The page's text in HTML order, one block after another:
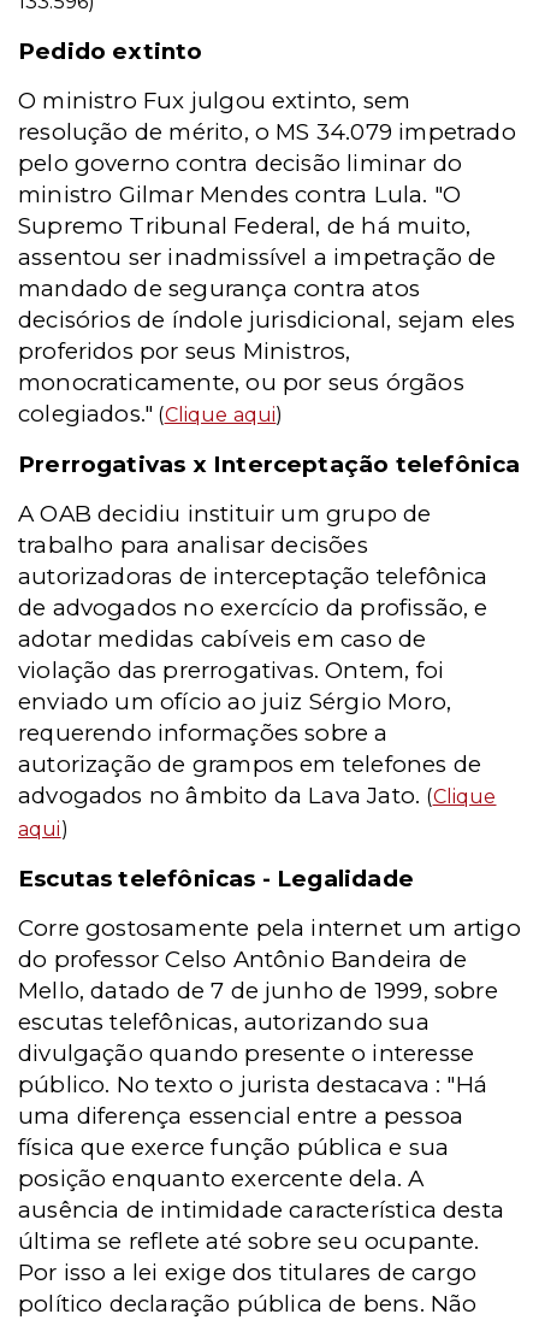
Pedido extinto
O ministro Fux julgou extinto, sem
resolução de mérito, o MS 34.079 impetrado
pelo governo contra decisão liminar do
ministro Gilmar Mendes contra Lula. "O
Supremo Tribunal Federal, de há muito,
assentou ser inadmissível a impetração de
mandado de segurança contra atos
decisórios de índole jurisdicional, sejam eles
proferidos por seus Ministros,
monocraticamente, ou por seus órgãos
colegiados." (Clique aqui)
Prerrogativas x Interceptação telefônica
A OAB decidiu instituir um grupo de
trabalho para analisar decisões
autorizadoras de interceptação telefônica
de advogados no exercício da profissão, e
adotar medidas cabíveis em caso de
violação das prerrogativas. Ontem, foi
enviado um ofício ao juiz Sérgio Moro,
requerendo informações sobre a
autorização de grampos em telefones de
advogados no âmbito da Lava Jato. (Clique
aqui)
Escutas telefônicas - Legalidade
Corre gostosamente pela internet um artigo
do professor Celso Antônio Bandeira de
Mello, datado de 7 de junho de 1999, sobre
escutas telefônicas, autorizando sua
divulgação quando presente o interesse
público. No texto o jurista destacava : "Há
uma diferença essencial entre a pessoa
física que exerce função pública e sua
posição enquanto exercente dela. A
ausência de intimidade característica desta
última se reflete até sobre seu ocupante.
Por isso a lei exige dos titulares de cargo
político declaração pública de bens. Não